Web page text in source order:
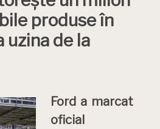
produse în
uzina de la
Ford a marcat
oficial